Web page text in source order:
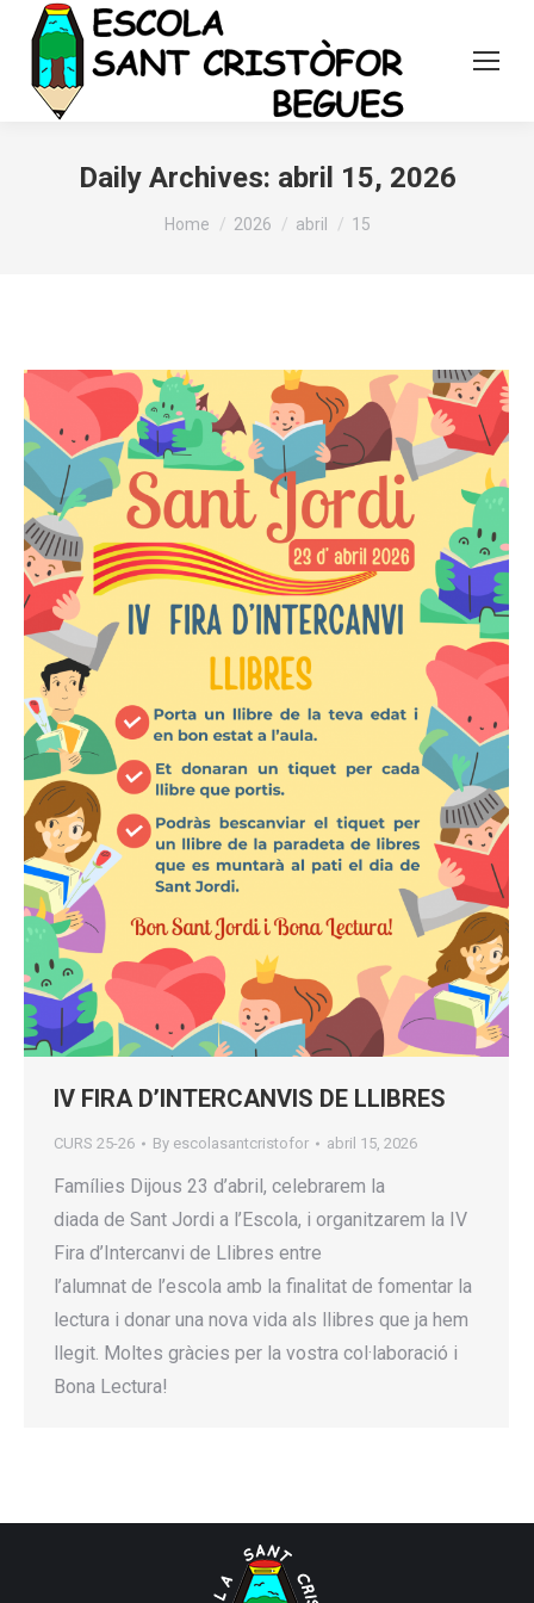
Daily Archives: abril 15, 2026
You are here:
Home 2026 abril 15
IV FIRA D’INTERCANVIS DE LLIBRES
CURS 25-26 By escolasantcristofor abril 15, 2026
Famílies Dijous 23 d’abril, celebrarem la
diada de Sant Jordi a l’Escola, i organitzarem la IV
Fira d’Intercanvi de Llibres entre
l’alumnat de l’escola amb la finalitat de fomentar la
lectura i donar una nova vida als llibres que ja hem
llegit. Moltes gràcies per la vostra col·laboració i
Bona Lectura!